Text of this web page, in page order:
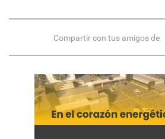
Compartir con tus amigos de